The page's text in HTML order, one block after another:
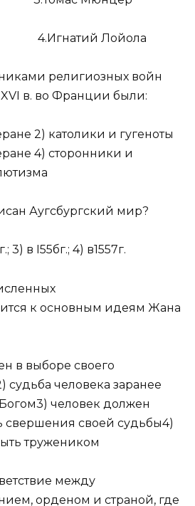
4.Игнатий Лойола
религиозных войн
в. во Франции были:
2) католики и гугеноты
4) сторонники и
Аугсбургский мир?
3) в I55бг.; 4) в1557г.
к основным идеям Жана
в выборе своего
судьба человека заранее
человек должен
свершения своей судьбы4)
тружеником
между
орденом и страной, где